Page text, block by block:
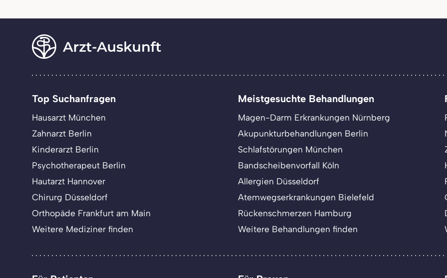
Top Suchanfragen
Hausarzt München
Zahnarzt Berlin
Kinderarzt Berlin
Psychotherapeut Berlin
Hautarzt Hannover
Chirurg Düsseldorf
Orthopäde Frankfurt am Main
Weitere Mediziner finden
Meistgesuchte Behandlungen
Magen-Darm Erkrankungen Nürnberg
Akupunkturbehandlungen Berlin
Schlafstörungen München
Bandscheibenvorfall Köln
Allergien Düsseldorf
Atemwegserkrankungen Bielefeld
Rückenschmerzen Hamburg
Weitere Behandlungen finden